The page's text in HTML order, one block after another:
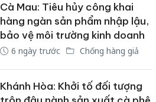
Cà Mau: Tiêu hủy công khai
hàng ngàn sản phẩm nhập lậu,
bảo vệ môi trường kinh doanh
6 ngày trước Chống hàng giả
Khánh Hòa: Khởi tố đối tượng